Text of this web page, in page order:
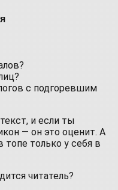
с подгоревшим
и если ты
— он это оценит. А
только у себя в
читатель?